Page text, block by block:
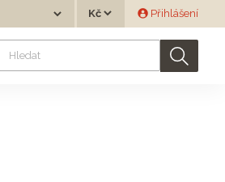
Měna Přihlášení